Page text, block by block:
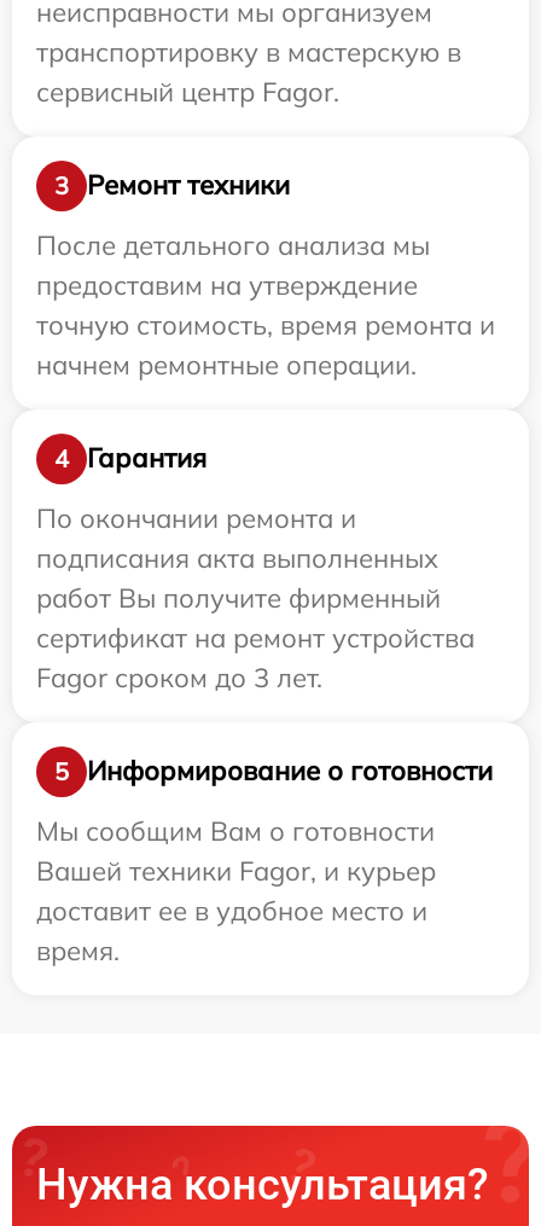
неисправности мы организуем
транспортировку в мастерскую в
сервисный центр Fagor.
3
Ремонт техники
После детального анализа мы
предоставим на утверждение
точную стоимость, время ремонта и
начнем ремонтные операции.
4
Гарантия
По окончании ремонта и
подписания акта выполненных
работ Вы получите фирменный
сертификат на ремонт устройства
Fagor сроком до 3 лет.
5
Информирование о готовности
Мы сообщим Вам о готовности
Вашей техники Fagor, и курьер
доставит ее в удобное место и
время.
Нужна консультация?